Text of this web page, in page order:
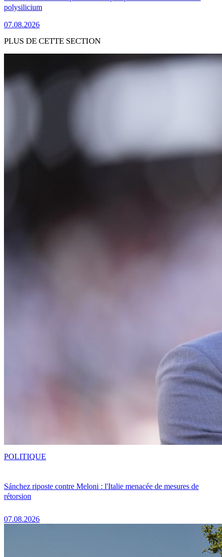
polysilicium
07.08.2026
PLUS DE CETTE SECTION
Sánchez riposte contre Meloni : l'Italie menacée de mesures de
rétorsion
07.08.2026
POLITIQUE